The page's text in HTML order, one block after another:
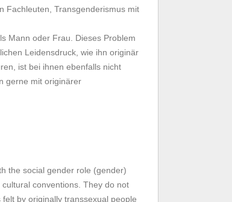
Fachleuten, Transgenderismus mit
Mann oder Frau. Dieses Problem
Leidensdruck, wie ihn originär
ist bei ihnen ebenfalls nicht
gerne mit originärer
the social gender role (gender)
conventions. They do not
by originally transsexual people